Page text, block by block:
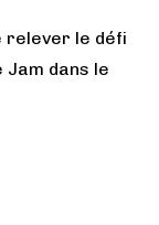
relever le défi
Jam dans le